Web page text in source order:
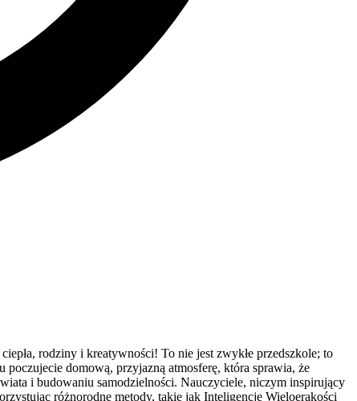
rodziny i kreatywności! To nie jest zwykłe przedszkole; to
domową, przyjazną atmosferę, która sprawia, że
i budowaniu samodzielności. Nauczyciele, niczym inspirujący
różnorodne metody, takie jak Inteligencje Wieloerakości